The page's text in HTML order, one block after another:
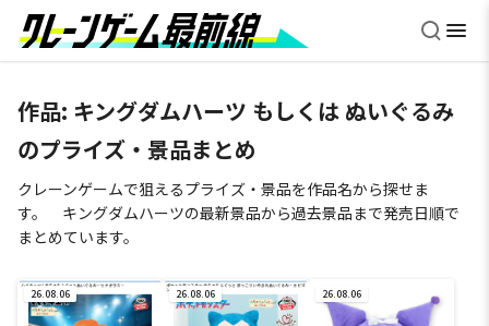
作品: キングダムハーツ もしくは ぬいぐるみ
のプライズ・景品まとめ
クレーンゲームで狙えるプライズ・景品を作品名から探せま
す。 キングダムハーツの最新景品から過去景品まで発売日順で
まとめています。
26.08.06 26.08.06 26.08.06